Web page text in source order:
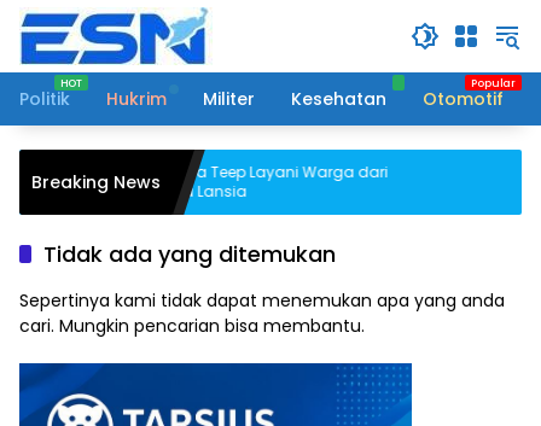
Langsung
konten
Politik
Hukrim Militer Kesehatan Otomotif
Breaking News
Posyandu Desa Teep Layani Warga dari
Balita hingga Lansia
Tidak ada yang ditemukan
Sepertinya kami tidak dapat menemukan apa yang anda
cari. Mungkin pencarian bisa membantu.